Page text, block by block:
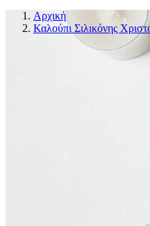
Αρχική
Καλούπι Σιλικόνης